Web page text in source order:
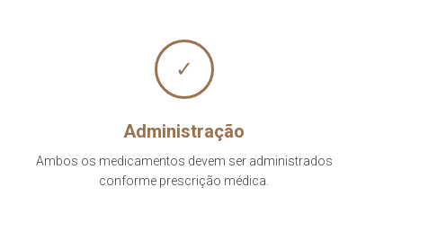
✓
Administração
Ambos os medicamentos devem ser administrados
conforme prescrição médica.